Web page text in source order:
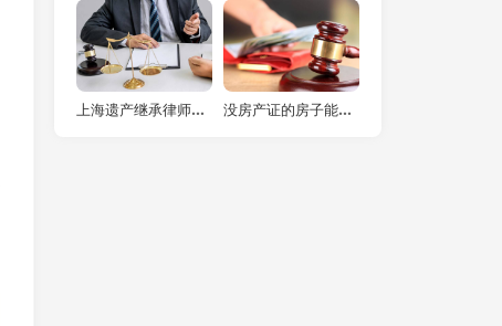
上海遗产继承律师解析：清偿继承遗产范围内债务的多元方法 没房产证的房子能否继承？上海遗产继承律师深度剖析